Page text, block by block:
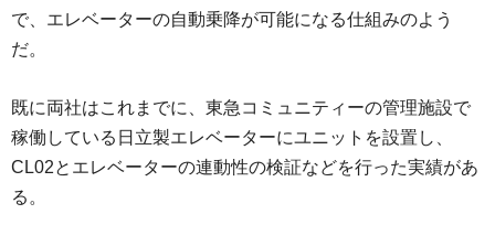
で、エレベーターの自動乗降が可能になる仕組みのよう
だ。
既に両社はこれまでに、東急コミュニティーの管理施設で
稼働している日立製エレベーターにユニットを設置し、
CL02とエレベーターの連動性の検証などを行った実績があ
る。